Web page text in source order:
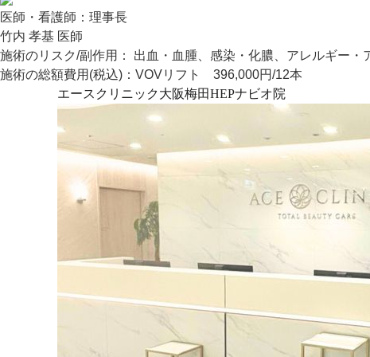
医師・看護師： 理事長
竹内 孝基 医師
施術のリスク/副作用：
出血・血腫、感染・化膿、アレルギー
施術の総額費用(税込)： VOVリフト 396,000円/12本
エースクリニック大阪梅田HEPナビオ院